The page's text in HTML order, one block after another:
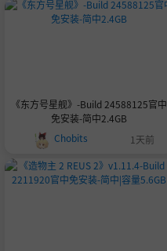
《东方号星舰》-Build 24588125官中
免安装-简中2.4GB
Chobits
1天前